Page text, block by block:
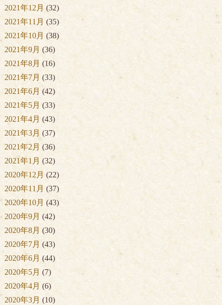
2021年12月 (32)
2021年11月 (35)
2021年10月 (38)
2021年9月 (36)
2021年8月 (16)
2021年7月 (33)
2021年6月 (42)
2021年5月 (33)
2021年4月 (43)
2021年3月 (37)
2021年2月 (36)
2021年1月 (32)
2020年12月 (22)
2020年11月 (37)
2020年10月 (43)
2020年9月 (42)
2020年8月 (30)
2020年7月 (43)
2020年6月 (44)
2020年5月 (7)
2020年4月 (6)
2020年3月 (10)